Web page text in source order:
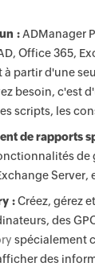
: ADManager
Office 365,
partir d'une
besoin, c'est
scripts, les
de rapports
Server,
:Créez, gérez
des
spécialement
des